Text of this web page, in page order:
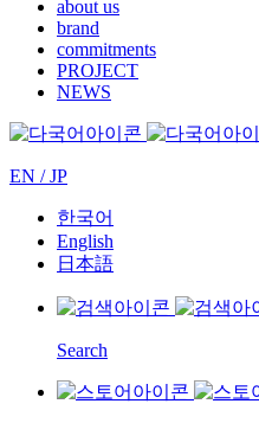
about us
brand
commitments
PROJECT
NEWS
EN / JP
한국어
English
日本語
Search